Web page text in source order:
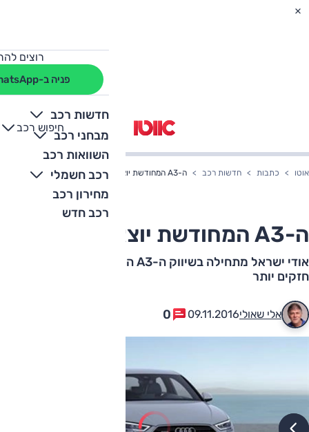
רוצים
פניה ב-WhatsApp
חדשות רכב
מבחני רכב
השוואות רכב
רכב חשמלי
מחירון רכב
רכב חדש
חיפוש רכב
+
-
אוטו כתבות חדשות רכב ה-A3 המחודשת יוצאת לדרך
ה-A3 המחודשת יוצאת לדרך
אודי ישראל מתחילה בשיווק ה-A3 המחודשת עם מנועים
חזקים יותר
אלי שאולי09.11.2016
0